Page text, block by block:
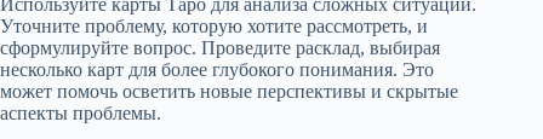
Используйте карты Таро для анализа сложных ситуаций.
Уточните проблему, которую хотите рассмотреть, и
сформулируйте вопрос. Проведите расклад, выбирая
несколько карт для более глубокого понимания. Это
может помочь осветить новые перспективы и скрытые
аспекты проблемы.